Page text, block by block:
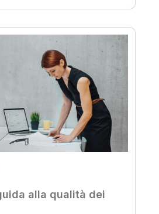
alla qualità dei